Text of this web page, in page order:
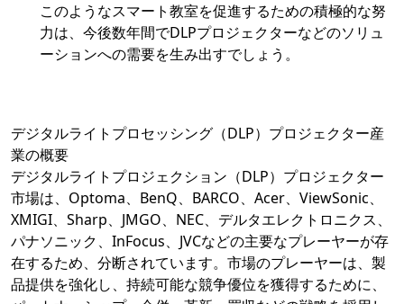
このようなスマート教室を促進するための積極的な努
力は、今後数年間でDLPプロジェクターなどのソリュ
ーションへの需要を生み出すでしょう。
デジタルライトプロセッシング（DLP）プロジェクター産
業の概要
デジタルライトプロジェクション（DLP）プロジェクター
市場は、Optoma、BenQ、BARCO、Acer、ViewSonic、
XMIGI、Sharp、JMGO、NEC、デルタエレクトロニクス、
パナソニック、InFocus、JVCなどの主要なプレーヤーが存
在するため、分断されています。市場のプレーヤーは、製
品提供を強化し、持続可能な競争優位を獲得するために、